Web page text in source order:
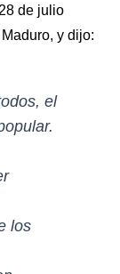
de julio
y dijo:
el
los